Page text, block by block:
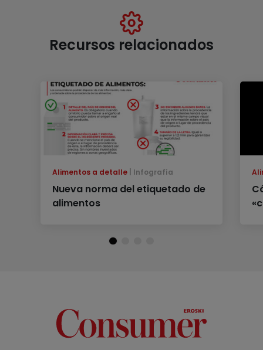
Recursos relacionados
Alimentos a detalle Infografía
Nueva norma del etiquetado de
alimentos